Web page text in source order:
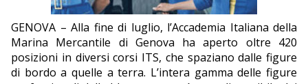
EDITORIALI
GENOVA – Alla fine di luglio, l’Accademia Italiana della
Marina Mercantile di Genova ha aperto oltre 420
posizioni in diversi corsi ITS, che spaziano dalle figure
di bordo a quelle a terra. L’intera gamma delle figure